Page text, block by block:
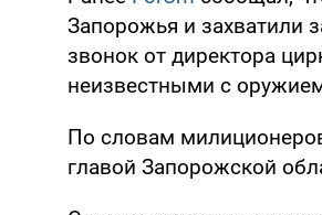
Запорожья и захватили
звонок от директора
неизвестными с
По словам
главой Запорожской